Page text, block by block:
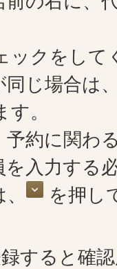
ックをして
同じ場合は
。
予約に関わ
を入力する
を押し
すると確